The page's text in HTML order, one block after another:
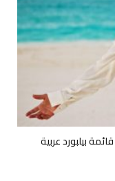
بيلبورد عربية